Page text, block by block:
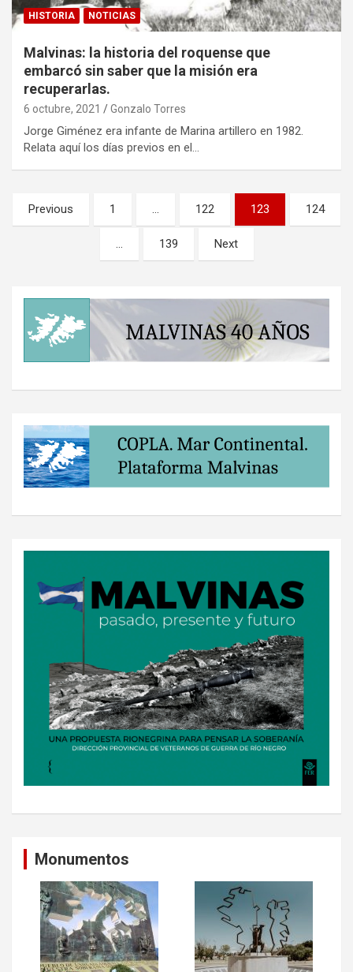
HISTORIA NOTICIAS
Malvinas: la historia del roquense que
embarcó sin saber que la misión era
recuperarlas.
6 octubre, 2021 Gonzalo Torres
Jorge Giménez era infante de Marina artillero en 1982.
Relata aquí los días previos en el…
Paginación
de
Previous 1 … 122 123 124
… 139 Next
Monumentos